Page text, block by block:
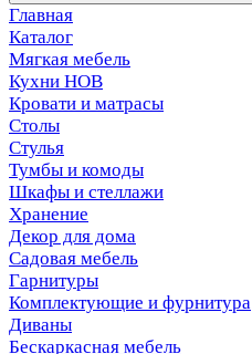
Главная
Каталог
Мягкая мебель
Кухни НОВ
Кровати и матрасы
Столы
Стулья
Тумбы и комоды
Шкафы и стеллажи
Хранение
Декор для дома
Садовая мебель
Гарнитуры
Комплектующие и фурнитура
Диваны
Бескаркасная мебель